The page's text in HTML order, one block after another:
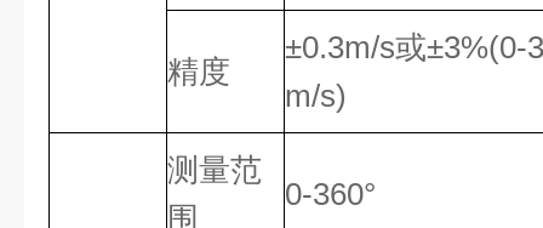
精度
±0.3m/s或±3%(0-
m/s)
测量范
围
0-360°